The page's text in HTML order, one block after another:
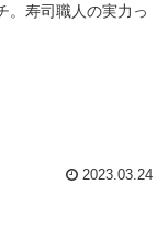
。寿司職人の実力っ
2023.03.24